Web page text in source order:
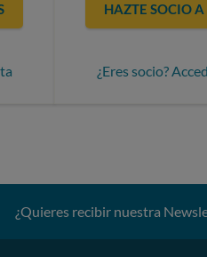
HAZTE SOCIO A
¿Eres socio?
¿Quieres recibir nuestra